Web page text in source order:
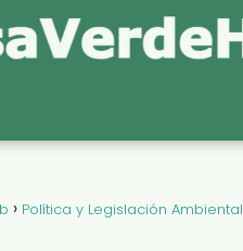
Política y Legislación Ambiental